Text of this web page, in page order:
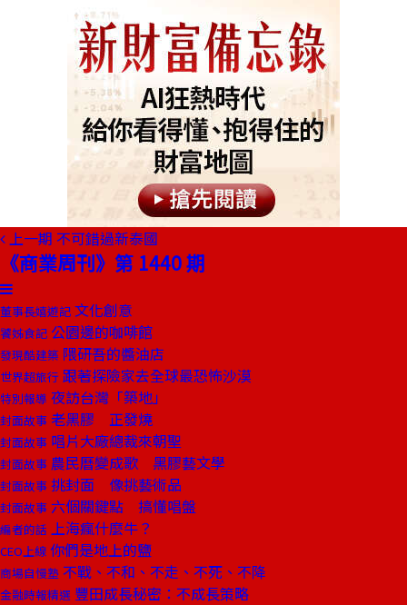
上一期 不可錯過新泰國
《商業周刊》第 1440 期
董事長嬉遊記 文化創意
饕姊食記 公園邊的咖啡館
發現酷建築 隈研吾的醬油店
世界超旅行 跟著探險家去全球最恐怖沙漠
特別報導 夜訪台灣「築地」
封面故事 老黑膠 正發燒
封面故事 唱片大廠總裁來朝聖
封面故事 農民曆變成歌 黑膠藝文學
封面故事 挑封面 像挑藝術品
封面故事 六個關鍵點 搞懂唱盤
編者的話 上海瘋什麼牛？
CEO上線 你們是地上的鹽
商場自慢塾 不戰、不和、不走、不死、不降
金融時報精選 豐田成長秘密：不成長策略